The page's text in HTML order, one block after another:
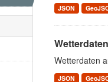
JSON
Wetterdaten
JSON